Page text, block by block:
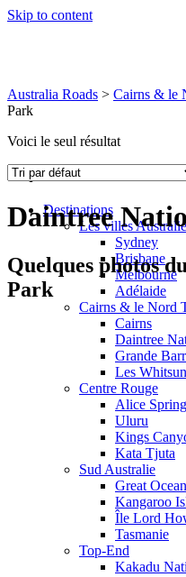
Skip to content
Destinations
Les villes
Sydney
Brisbane
Melbourne
Adélaide
Cairns & le Nord
Cairns
Daintree
Grande
Les
Centre Rouge
Alice
Uluru
Kings
Kata Tjuta
Sud Australie
Great
Kangaroo
Île Lord
Tasmanie
Top-End
Kakadu
Australia Roads > Cairns & le
Park
Voici le seul résultat
Daintree
Quelques photos
Park